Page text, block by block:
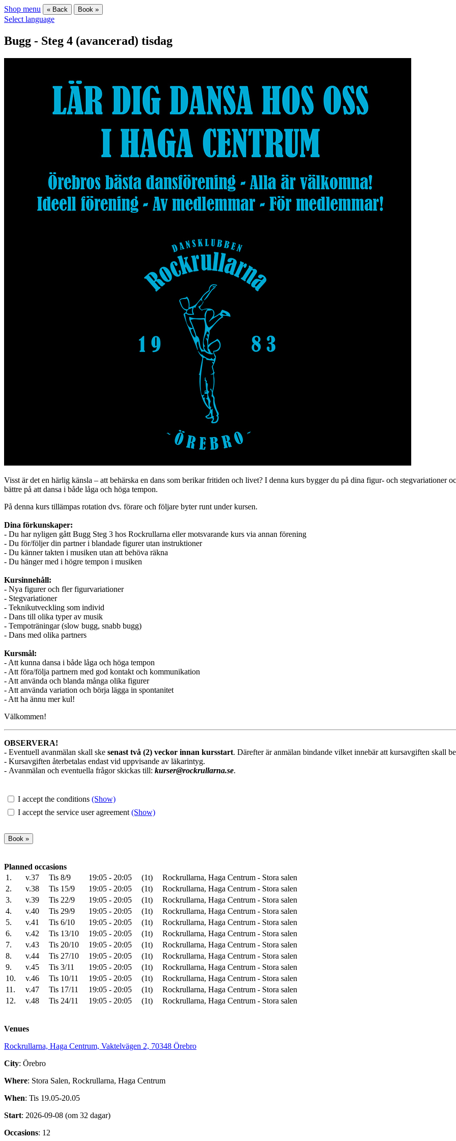
Shop menu « Back Book »
Select language
Bugg - Steg 4 (avancerad) tisdag
Visst är det en härlig känsla – att behärska en dans som berikar fritiden och livet? I denna kurs bygger du på dina figur- och stegvariationer
bättre på att dansa i både låga och höga tempon.
På denna kurs tillämpas rotation dvs. förare och följare byter runt under kursen.
Dina förkunskaper:
- Du har nyligen gått Bugg Steg 3 hos Rockrullarna eller motsvarande kurs via annan förening
- Du för/följer din partner i blandade figurer utan instruktioner
- Du känner takten i musiken utan att behöva räkna
- Du hänger med i högre tempon i musiken
Kursinnehåll:
- Nya figurer och fler figurvariationer
- Stegvariationer
- Teknikutveckling som individ
- Dans till olika typer av musik
- Tempoträningar (slow bugg, snabb bugg)
- Dans med olika partners
Kursmål:
- Att kunna dansa i både låga och höga tempon
- Att föra/följa partnern med god kontakt och kommunikation
- Att använda och blanda många olika figurer
- Att använda variation och börja lägga in spontanitet
- Att ha ännu mer kul!
Välkommen!
OBSERVERA!
- Eventuell avanmälan skall ske senast två (2) veckor innan kursstart. Därefter är anmälan bindande vilket innebär att kursavgiften skall
- Kursavgiften återbetalas endast vid uppvisande av läkarintyg.
- Avanmälan och eventuella frågor skickas till: kurser@rockrullarna.se.
I accept the conditions (Show)
I accept the service user agreement (Show)
Planned occasions
1.
v.37 Tis 8/9 19:05 - 20:05 (1t)
Rockrullarna, Haga Centrum - Stora salen
2.
v.38 Tis 15/9 19:05 - 20:05 (1t)
Rockrullarna, Haga Centrum - Stora salen
3.
v.39 Tis 22/9 19:05 - 20:05 (1t)
Rockrullarna, Haga Centrum - Stora salen
4.
v.40 Tis 29/9 19:05 - 20:05 (1t)
Rockrullarna, Haga Centrum - Stora salen
5.
v.41 Tis 6/10 19:05 - 20:05 (1t)
Rockrullarna, Haga Centrum - Stora salen
6.
v.42 Tis 13/10 19:05 - 20:05 (1t)
Rockrullarna, Haga Centrum - Stora salen
7.
v.43 Tis 20/10 19:05 - 20:05 (1t)
Rockrullarna, Haga Centrum - Stora salen
8.
v.44 Tis 27/10 19:05 - 20:05 (1t)
Rockrullarna, Haga Centrum - Stora salen
9.
v.45 Tis 3/11 19:05 - 20:05 (1t)
Rockrullarna, Haga Centrum - Stora salen
10.
v.46 Tis 10/11 19:05 - 20:05 (1t)
Rockrullarna, Haga Centrum - Stora salen
11.
v.47 Tis 17/11 19:05 - 20:05 (1t)
Rockrullarna, Haga Centrum - Stora salen
12.
v.48 Tis 24/11 19:05 - 20:05 (1t) Rockrullarna, Haga Centrum - Stora salen
Venues
Rockrullarna, Haga Centrum, Vaktelvägen 2, 70348 Örebro
City: Örebro
Where: Stora Salen, Rockrullarna, Haga Centrum
When: Tis 19.05-20.05
Start: 2026-09-08 (om 32 dagar)
Occasions: 12